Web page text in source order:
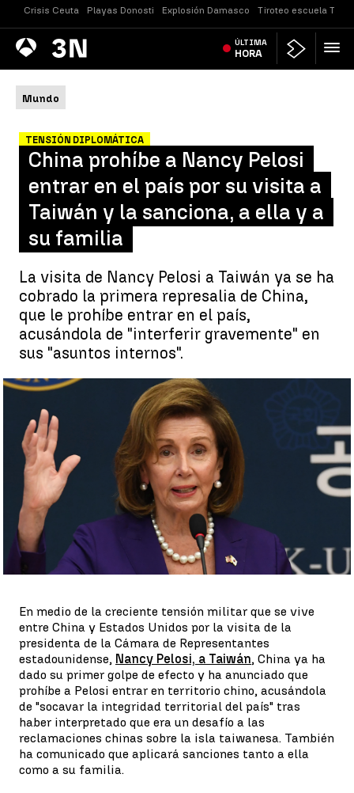
Crisis Ceuta Playas Donosti Explosión Damasco Tiroteo escuela
Antena
3 Noticias ÚLTIMA
HORA
Mundo
TENSIÓN DIPLOMÁTICA
China prohíbe a Nancy Pelosi
entrar en el país por su visita a
Taiwán y la sanciona, a ella y a
su familia
La visita de Nancy Pelosi a Taiwán ya se ha
cobrado la primera represalia de China,
que le prohíbe entrar en el país,
acusándola de "interferir gravemente" en
sus "asuntos internos".
China veta a Nancy Pelosi |
Enrique Forján
Publicado:
05 de agosto de 2022, 10:53
WhatsappFacebook
X Linkedin
En medio de la creciente tensión militar que se vive
entre China y Estados Unidos por la visita de la
presidenta de la Cámara de Representantes
estadounidense, Nancy Pelosi, a Taiwán, China ya ha
dado su primer golpe de efecto y ha anunciado que
prohíbe a Pelosi entrar en territorio chino, acusándola
de "socavar la integridad territorial del país" tras
haber interpretado que era un desafío a las
reclamaciones chinas sobre la isla taiwanesa. También
ha comunicado que aplicará sanciones tanto a ella
como a su familia.